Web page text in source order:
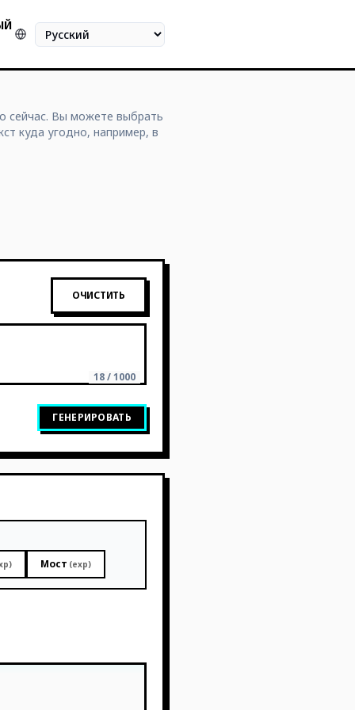
Язык
сейчас. Вы можете выбрать
куда угодно, например, в
ОЧИСТИТЬ
18 / 1000
ГЕНЕРИРОВАТЬ
Мост (exp)